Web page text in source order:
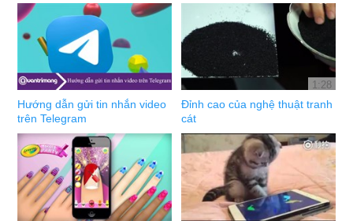
Hướng dẫn gửi tin nhắn video
trên Telegram
1:28
Đỉnh cao của nghệ thuật tranh
cát